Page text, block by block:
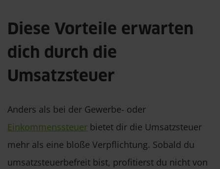
Diese Vorteile erwarten
dich durch die
Umsatzsteuer
Anders als bei der Gewerbe- oder
Einkommenssteuer bietet dir die Umsatzsteuer
mehr als eine bloße Verpflichtung. Sobald du
umsatzsteuerbefreit bist, profitierst du nicht von